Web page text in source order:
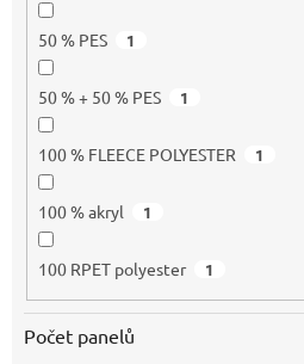
50 % PES 1
50 % + 50 % PES 1
100 % FLEECE POLYESTER 1
100 % akryl 1
100 RPET polyester 1
Počet panelů